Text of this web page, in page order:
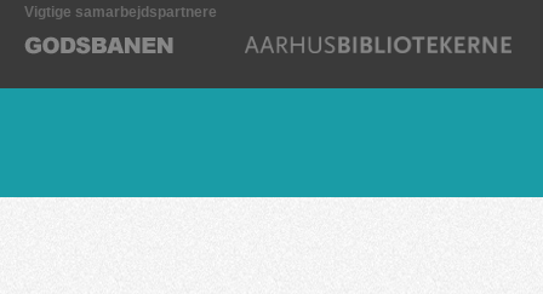
Vigtige samarbejdspartnere